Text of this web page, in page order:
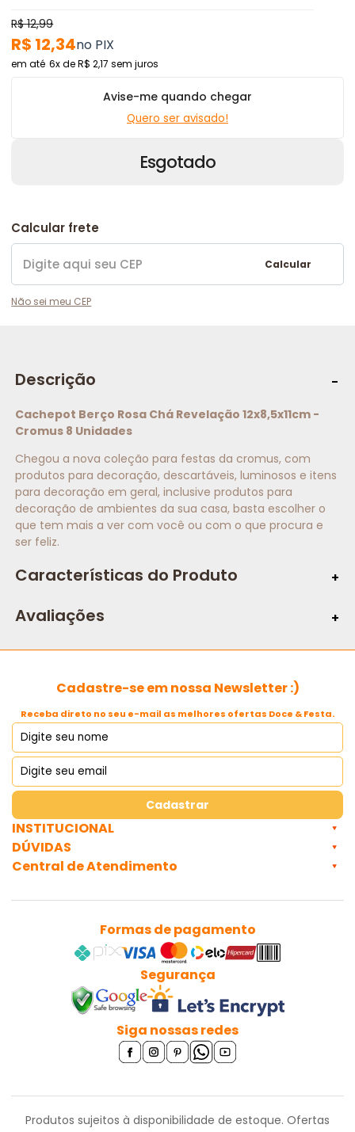
R$ 12,34
R$ 12,99
6xdeR$ 2,17 sem juros
Esgotado
Avise-me quando chegar
Quero ser avisado!
Calcular frete
Calcular
Não sei meu CEP
Descrição
Cachepot Berço Rosa Chá Revelação 12x8,5x11cm -
Cromus 8 Unidades
Chegou a nova coleção para festas da cromus, com
produtos para decoração, descartáveis, luminosos e itens
para decoração em geral, inclusive produtos para
decoração de ambientes da sua casa, basta escolher o
que tem mais a ver com você ou com o que procura e
ser feliz.
Características do Produto
Avaliações
INSTITUCIONAL
DÚVIDAS
Central de Atendimento
Cadastre-se em nossa Newsletter :)
Receba direto no seu e-mail as melhores ofertas Doce & Festa.
Cadastrar
Formas de pagamento
Segurança
Siga nossas redes
Produtos sujeitos à disponibilidade de estoque. Ofertas